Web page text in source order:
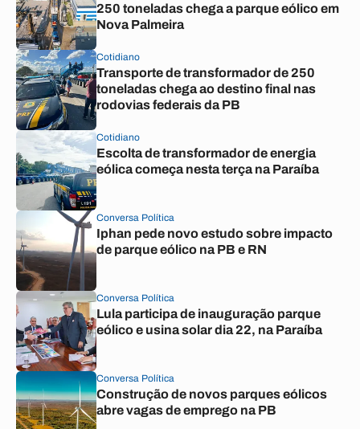
250 toneladas chega a parque eólico em
Nova Palmeira
Cotidiano
Transporte de transformador de 250
toneladas chega ao destino final nas
rodovias federais da PB
Cotidiano
Escolta de transformador de energia
eólica começa nesta terça na Paraíba
Conversa Política
Iphan pede novo estudo sobre impacto
de parque eólico na PB e RN
Conversa Política
Lula participa de inauguração parque
eólico e usina solar dia 22, na Paraíba
Conversa Política
Construção de novos parques eólicos
abre vagas de emprego na PB